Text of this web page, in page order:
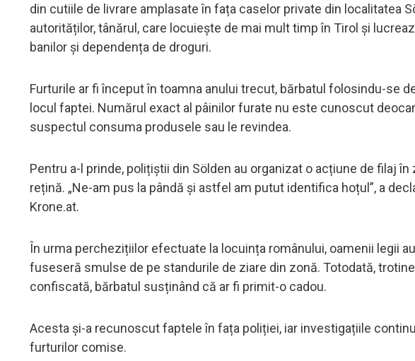
din cutiile de livrare amplasate în fața caselor private din localitatea
autorităților, tânărul, care locuiește de mai mult timp în Tirol și
banilor și dependența de droguri.
Furturile ar fi început în toamna anului trecut, bărbatul folosindu-se
locul faptei. Numărul exact al pâinilor furate nu este cunoscut
suspectul consuma produsele sau le revindea.
Pentru a-l prinde, polițiștii din Sölden au organizat o acțiune de filaj
rețină. „Ne-am pus la pândă și astfel am putut identifica hoțul”, a
Krone.at.
În urma perchezițiilor efectuate la locuința românului, oamenii legii
fuseseră smulse de pe standurile de ziare din zonă. Totodată,
confiscată, bărbatul susținând că ar fi primit-o cadou.
Acesta și-a recunoscut faptele în fața poliției, iar investigațiile
furturilor comise.